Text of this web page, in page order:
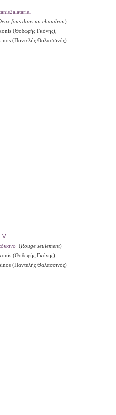
fous dans un chaudron)
(Θοδωρής Γκόνης),
(Παντελής Θαλασσινός)
V
(Rouge seulement)
(Θοδωρής Γκόνης),
(Παντελής Θαλασσινός)